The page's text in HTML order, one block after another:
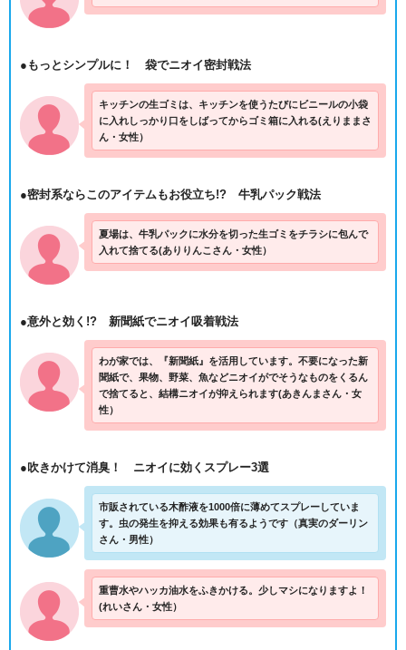
●もっとシンプルに！ 袋でニオイ密封戦法
キッチンの生ゴミは、キッチンを使うたびにビニールの小袋
に入れしっかり口をしばってからゴミ箱に入れる(えりままさ
ん・女性）
●密封系ならこのアイテムもお役立ち!? 牛乳パック戦法
夏場は、牛乳パックに水分を切った生ゴミをチラシに包んで
入れて捨てる(ありりんこさん・女性）
●意外と効く!? 新聞紙でニオイ吸着戦法
わが家では、『新聞紙』を活用しています。不要になった新
聞紙で、果物、野菜、魚などニオイがでそうなものをくるん
で捨てると、結構ニオイが抑えられます(あきんまさん・女
性）
●吹きかけて消臭！ ニオイに効くスプレー3選
市販されている木酢液を1000倍に薄めてスプレーしていま
す。虫の発生を抑える効果も有るようです（真実のダーリン
さん・男性）
重曹水やハッカ油水をふきかける。少しマシになりますよ！
(れいさん・女性）